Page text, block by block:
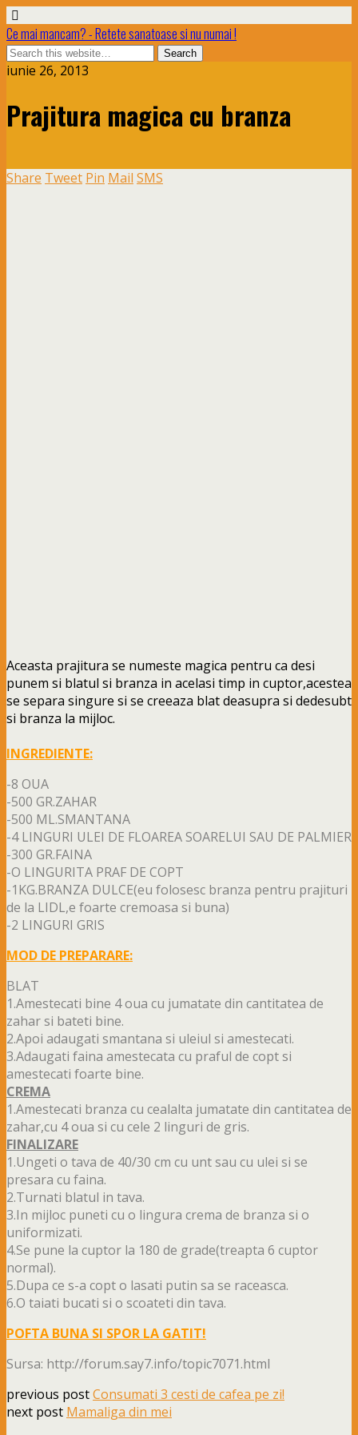
Ce mai mancam? - Retete sanatoase si nu numai !
iunie 26, 2013
Prajitura magica cu branza
Share Tweet Pin Mail SMS
Aceasta prajitura se numeste magica pentru ca desi
punem si blatul si branza in acelasi timp in cuptor,acestea
se separa singure si se creeaza blat deasupra si dedesubt
si branza la mijloc.
INGREDIENTE:
-8 OUA
-500 GR.ZAHAR
-500 ML.SMANTANA
-4 LINGURI ULEI DE FLOAREA SOARELUI SAU DE PALMIER
-300 GR.FAINA
-O LINGURITA PRAF DE COPT
-1KG.BRANZA DULCE(eu folosesc branza pentru prajituri
de la LIDL,e foarte cremoasa si buna)
-2 LINGURI GRIS
MOD DE PREPARARE:
BLAT
1.Amestecati bine 4 oua cu jumatate din cantitatea de
zahar si bateti bine.
2.Apoi adaugati smantana si uleiul si amestecati.
3.Adaugati faina amestecata cu praful de copt si
amestecati foarte bine.
CREMA
1.Amestecati branza cu cealalta jumatate din cantitatea de
zahar,cu 4 oua si cu cele 2 linguri de gris.
FINALIZARE
1.Ungeti o tava de 40/30 cm cu unt sau cu ulei si se
presara cu faina.
2.Turnati blatul in tava.
3.In mijloc puneti cu o lingura crema de branza si o
uniformizati.
4.Se pune la cuptor la 180 de grade(treapta 6 cuptor
normal).
5.Dupa ce s-a copt o lasati putin sa se raceasca.
6.O taiati bucati si o scoateti din tava.
POFTA BUNA SI SPOR LA GATIT!
Sursa: http://forum.say7.info/topic7071.html
previous postConsumati 3 cesti de cafea pe zi!
next post Mamaliga din mei